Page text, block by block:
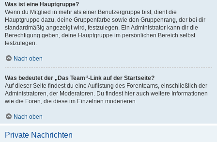
Was ist eine Hauptgruppe?
Wenn du Mitglied in mehr als einer Benutzergruppe bist, dient die
Hauptgruppe dazu, deine Gruppenfarbe sowie den Gruppenrang, der bei dir
standardmäßig angezeigt wird, festzulegen. Ein Administrator kann dir die
Berechtigung geben, deine Hauptgruppe im persönlichen Bereich selbst
festzulegen.
Nach oben
Was bedeutet der „Das Team“-Link auf der Startseite?
Auf dieser Seite findest du eine Auflistung des Forenteams, einschließlich der
Administratoren, der Moderatoren. Du findest hier auch weitere Informationen
wie die Foren, die diese im Einzelnen moderieren.
Nach oben
Private Nachrichten